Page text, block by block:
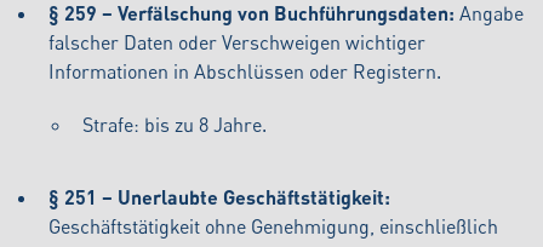
§ 259 – Verfälschung von Buchführungsdaten: Angabe
falscher Daten oder Verschweigen wichtiger
Informationen in Abschlüssen oder Registern.
Strafe: bis zu 8 Jahre.
§ 251 – Unerlaubte Geschäftstätigkeit:
Geschäftstätigkeit ohne Genehmigung, einschließlich